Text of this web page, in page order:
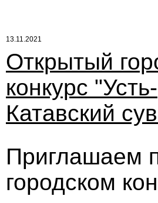
13.11.2021
Открытый
конкурс "Усть-
Катавский
Приглашаем
городском